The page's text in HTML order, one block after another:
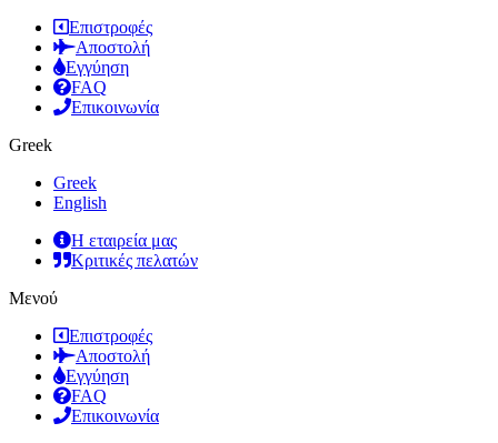
Επιστροφές
Αποστολή
Εγγύηση
FAQ
Επικοινωνία
Greek
Greek
English
Η εταιρεία μας
Κριτικές πελατών
Μενού
Επιστροφές
Αποστολή
Εγγύηση
FAQ
Επικοινωνία